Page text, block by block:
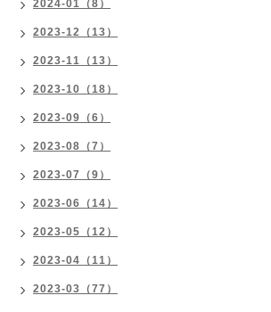
2024-01（8）
2023-12（13）
2023-11（13）
2023-10（18）
2023-09（6）
2023-08（7）
2023-07（9）
2023-06（14）
2023-05（12）
2023-04（11）
2023-03（77）